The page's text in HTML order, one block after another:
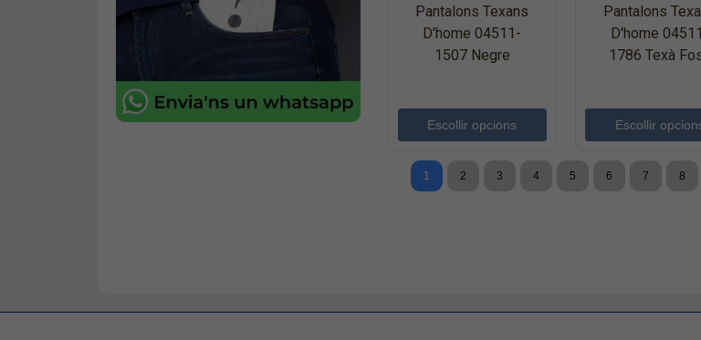
Pantalons Texans
D'home 04511-
1507 Negre
Escollir opcions
Pantalons
D'home
1786 Texà
Escollir
1 2 3 4 5 6 7 8